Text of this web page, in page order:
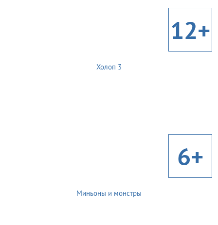
12+
Холоп 3
6+
Миньоны и монстры